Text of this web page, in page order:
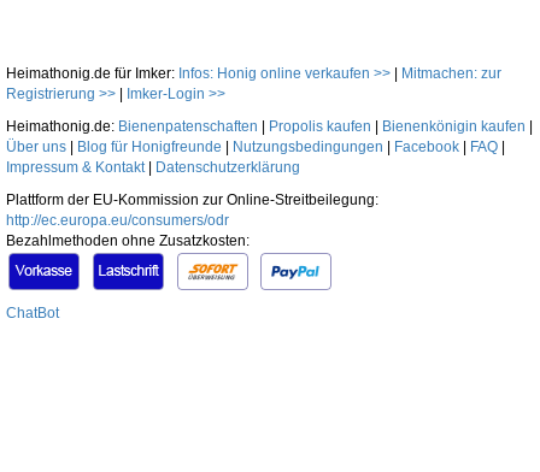
Heimathonig.de für Imker: Infos: Honig online verkaufen >>
Mitmachen: zur
Registrierung >>
Imker-Login >>
Heimathonig.de: Bienenpatenschaften Propolis kaufen Bienenkönigin kaufen
Über uns
Blog für Honigfreunde Nutzungsbedingungen Facebook FAQ
Impressum & Kontakt|
Datenschutzerklärung
Plattform der EU-Kommission zur Online-Streitbeilegung:
http://ec.europa.eu/consumers/odr
Bezahlmethoden ohne Zusatzkosten:
ChatBot